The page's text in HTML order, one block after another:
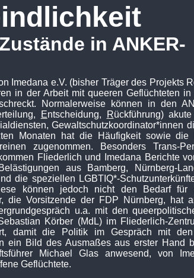
in ANKER-
Imedana e.V. (bisher Träger des Projekts
in der Arbeit mit queeren Geflüchteten
Normalerweise können in den
Entscheidung, Rückführung)
Gewaltschutzkoordinator*innen
Monaten hat die Häufigkeit sowie die
zugenommen. Besonders Trans-
Fliederlich und Imedana Berichte
aus Bamberg, Nürnberg-
die speziellen LGBTIQ*-
können jedoch nicht den Bedarf für
die Vorsitzende der FDP Nürnberg, hat
u.a. mit den
Körber (MdL) im Fliederlich-
damit die Politik im Gespräch mit den
ein Bild des Ausmaßes aus erster Hand
Michael Glas anwesend, von
Geflüchtete.